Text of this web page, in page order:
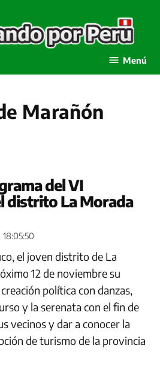
Menú
Marañón
del VI
distrito La Morada
18:05:50
el joven distrito de La
12 de noviembre su
política con danzas,
y la serenata con el fin de
vecinos y dar a conocer la
de turismo de la provincia